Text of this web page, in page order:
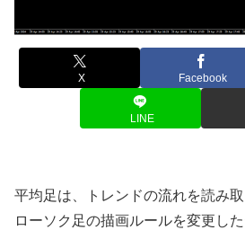
X Facebook
LINE
平均足は、トレンドの流れを読み
ローソク足の描画ルールを変更し